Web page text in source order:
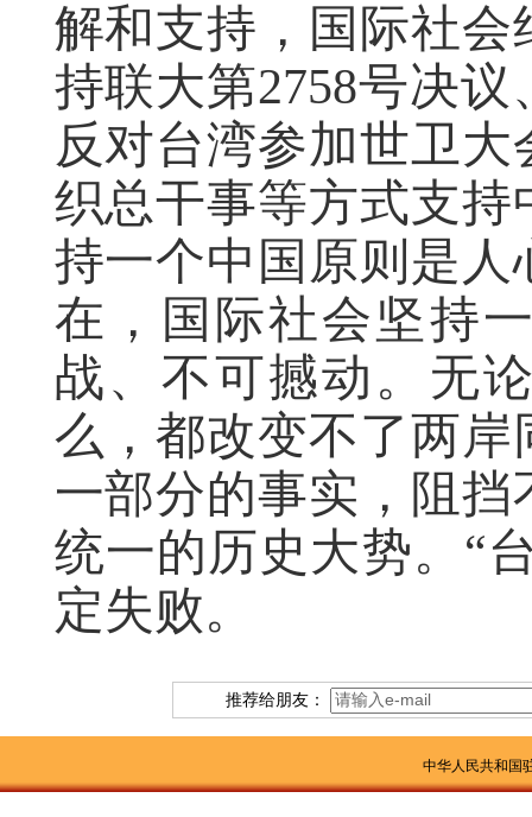
解和支持，国际社
持联大第2758号决
反对台湾参加世卫
织总干事等方式支
持一个中国原则是
在，国际社会坚持
战、不可撼动。无
么，都改变不了两
一部分的事实，阻
统一的历史大势。“
定失败。
推荐给朋友：
中华人民共和国